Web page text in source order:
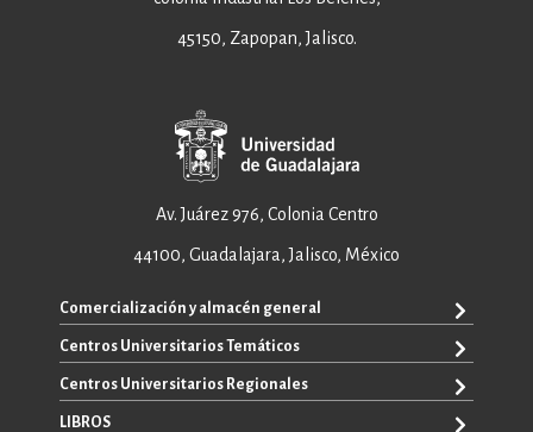
45150, Zapopan, Jalisco.
Av. Juárez 976, Colonia Centro
44100, Guadalajara, Jalisco, México
Comercialización y almacén general
+52 33 3640 6326
+52 33 3640 4595
Centros Universitarios Temáticos
CUAAD
CUCEA
Centros Universitarios Regionales
CUALTOS
LIBROS